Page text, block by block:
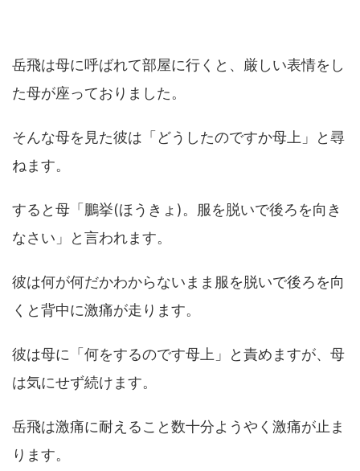
岳飛は母に呼ばれて部屋に行くと、厳しい表情をし
た母が座っておりました。
そんな母を見た彼は「どうしたのですか母上」と尋
ねます。
すると母「鵬挙(ほうきょ)。服を脱いで後ろを向き
なさい」と言われます。
彼は何が何だかわからないまま服を脱いで後ろを向
くと背中に激痛が走ります。
彼は母に「何をするのです母上」と責めますが、母
は気にせず続けます。
岳飛は激痛に耐えること数十分ようやく激痛が止ま
ります。